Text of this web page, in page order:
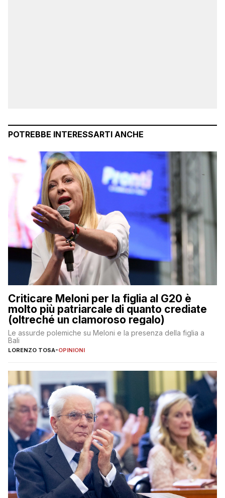
POTREBBE INTERESSARTI ANCHE
Criticare Meloni per la figlia al G20 è
molto più patriarcale di quanto crediate
(oltreché un clamoroso regalo)
Le assurde polemiche su Meloni e la presenza della figlia a
Bali
LORENZO TOSA-OPINIONI